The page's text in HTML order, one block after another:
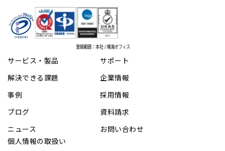
サービス・製品
解決できる課題
事例
ブログ
ニュース
サポート
企業情報
採用情報
資料請求
お問い合わせ
個人情報の取扱い